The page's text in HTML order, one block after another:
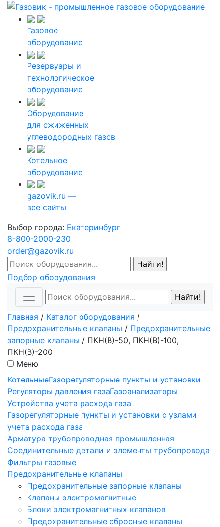
Газовое
оборудование
Резервуары и
технологическое
оборудование
Оборудование
для сжиженных
углеводородных газов
Котельное
оборудование
gazovik.ru —
все сайты
Выбор города: Екатеринбург
8-800-2000-230
order@gazovik.ru
Подбор оборудования
Главная / Каталог оборудования /
Предохранительные клапаны / Предохранительные
запорные клапаны / ПКН(В)-50, ПКН(В)-100,
ПКН(В)-200
Меню
КотельныеГазорегуляторные пункты и установки
Регуляторы давления газаГазоанализаторы
Устройства учета расхода газа
Газорегуляторные пункты и установки с узлами
учета расхода газа
Арматура трубопроводная промышленная
Соединительные детали и элементы трубопровода
Фильтры газовые
Предохранительные клапаны
Предохранительные запорные клапаны
Клапаны электромагнитные
Блоки электромагнитных клапанов
Предохранительные сбросные клапаны